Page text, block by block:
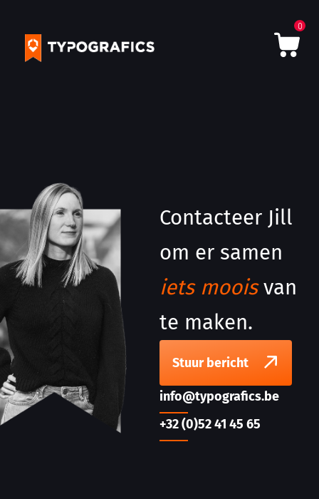
0
Contacteer Jill
om er samen
iets mooisvan
te maken.
Stuur bericht
info@typografics.be
+32 (0)52 41 45 65